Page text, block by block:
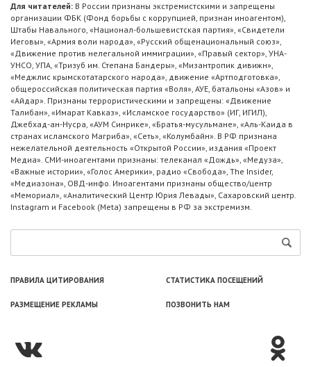
Для читателей: В России признаны экстремистскими и запрещены
организации ФБК (Фонд борьбы с коррупцией, признан иноагентом),
Штабы Навального, «Национал-большевистская партия», «Свидетели
Иеговы», «Армия воли народа», «Русский общенациональный союз»,
«Движение против нелегальной иммиграции», «Правый сектор», УНА-
УНСО, УПА, «Тризуб им. Степана Бандеры», «Мизантропик дивижн»,
«Меджлис крымскотатарского народа», движение «Артподготовка»,
общероссийская политическая партия «Воля», АУЕ, батальоны «Азов» и
«Айдар». Признаны террористическими и запрещены: «Движение
Талибан», «Имарат Кавказ», «Исламское государство» (ИГ, ИГИЛ),
Джебхад-ан-Нусра, «АУМ Синрике», «Братья-мусульмане», «Аль-Каида в
странах исламского Магриба», «Сеть», «Колумбайн». В РФ признана
нежелательной деятельность «Открытой России», издания «Проект
Медиа». СМИ-иноагентами признаны: телеканал «Дождь», «Медуза»,
«Важные истории», «Голос Америки», радио «Свобода», The Insider,
«Медиазона», ОВД-инфо. Иноагентами признаны общество/центр
«Мемориал», «Аналитический Центр Юрия Левады», Сахаровский центр.
Instagram и Facebook (Metа) запрещены в РФ за экстремизм.
ПРАВИЛА ЦИТИРОВАНИЯ СТАТИСТИКА ПОСЕЩЕНИЙ
РАЗМЕЩЕНИЕ РЕКЛАМЫ ПОЗВОНИТЬ НАМ